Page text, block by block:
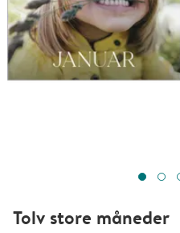
Tolv store måneder